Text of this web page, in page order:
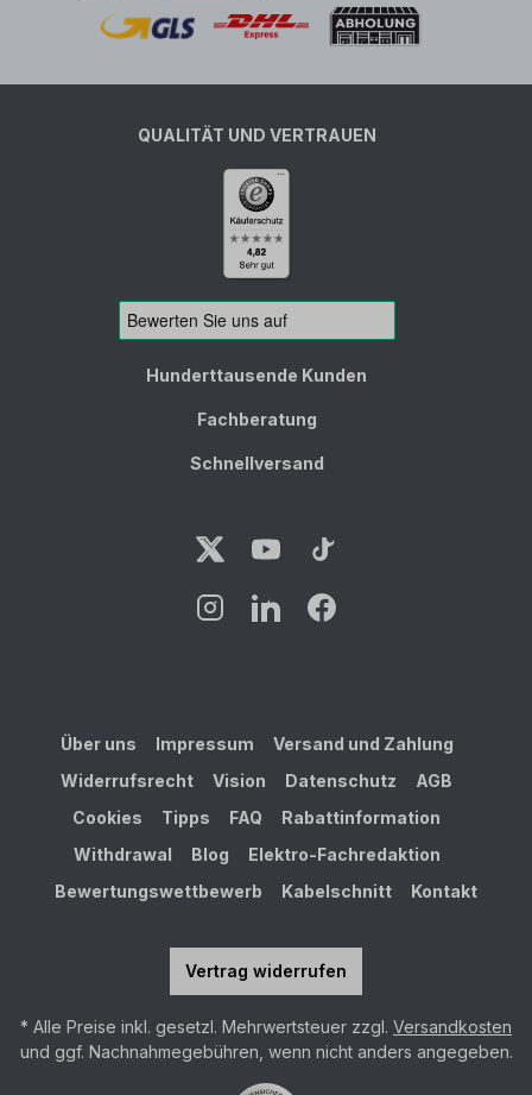
QUALITÄT UND VERTRAUEN
Hunderttausende Kunden
Fachberatung
Schnellversand
Über uns Impressum
Versand und Zahlung
Widerrufsrecht
Vision Datenschutz
AGB
Cookies
Tipps FAQ
Rabattinformation
Withdrawal
Blog
Elektro-Fachredaktion
Bewertungswettbewerb
Kabelschnitt Kontakt
Vertrag widerrufen
* Alle Preise inkl. gesetzl. Mehrwertsteuer zzgl. Versandkosten
und ggf. Nachnahmegebühren, wenn nicht anders angegeben.